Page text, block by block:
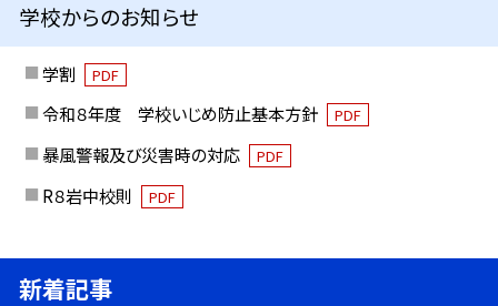
学校からのお知らせ
学割 PDF
令和８年度 学校いじめ防止基本方針 PDF
暴風警報及び災害時の対応 PDF
R８岩中校則 PDF
新着記事